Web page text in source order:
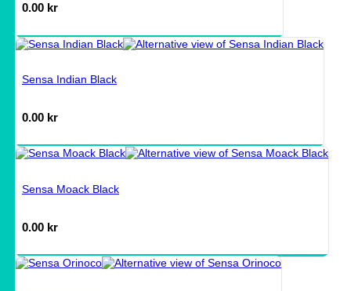
0.00 kr
Sensa Indian Black
0.00 kr
Sensa Moack Black
0.00 kr